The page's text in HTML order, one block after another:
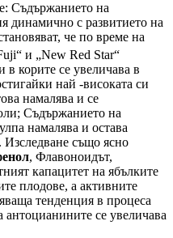
Съдържанието на
динамично с развитието на
че по време на
и „New Red Star“
корите се увеличава в
най -високата си
намалява и се
Съдържанието на
намалява и остава
Изследване също ясно
, Флавоноидът,
капацитет на ябълките
плодове, а активните
тенденция в процеса
се увеличава